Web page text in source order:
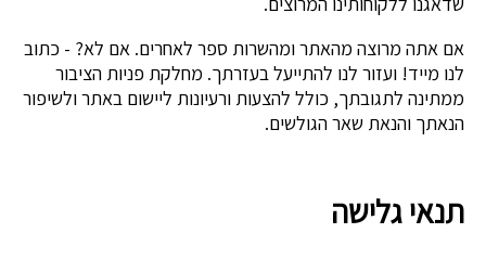
אם אתה מרוצה מהאתר ומהשרות ספר לאחרים. אם לא? - כתוב
לנו מייד! ועזור לנו להתייעל בעזרתך. מחלקת פניות הציבור
ממתינה לתגובתך, כולל להצעות ורעיונות ליישום באתר ולשיפור
הנאתך והנאת שאר הגולשים.
תנאי גלישה